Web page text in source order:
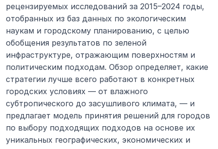
рецензируемых исследований за 2015–2024 годы,
отобранных из баз данных по экологическим
наукам и городскому планированию, с целью
обобщения результатов по зеленой
инфраструктуре, отражающим поверхностям и
политическим подходам. Обзор определяет, какие
стратегии лучше всего работают в конкретных
городских условиях — от влажного
субтропического до засушливого климата, — и
предлагает модель принятия решений для городов
по выбору подходящих подходов на основе их
уникальных географических, экономических и